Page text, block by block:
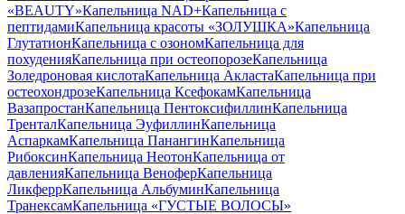
«BEAUTY»Капельница NAD+Капельница с
пептидамиКапельница красоты «ЗОЛУШКА»Капельница
ГлутатионКапельница с озономКапельница для
похуденияКапельница при остеопорозеКапельница
Золедроновая кислотаКапельница АкластаКапельница при
остеохондрозеКапельница КсефокамКапельница
ВазапростанКапельница ПентоксифиллинКапельница
ТренталКапельница ЭуфиллинКапельница
АспаркамКапельница ПанангинКапельница
РибоксинКапельница НеотонКапельница от
давленияКапельница ВеноферКапельница
ЛикферрКапельница АльбуминКапельница
ТранексамКапельница «ГУСТЫЕ ВОЛОСЫ»